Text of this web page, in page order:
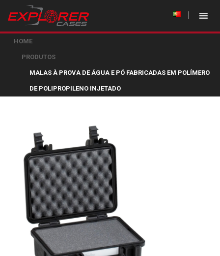
HOME
PRODUTOS
MALAS À PROVA DE ÁGUA E PÓ FABRICADAS EM POLÍMERO
DE POLIPROPILENO INJETADO